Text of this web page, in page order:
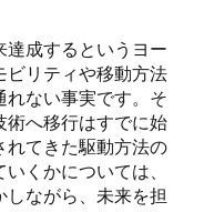
達成するというヨー
ビリティや移動方法
れない事実です。そ
術へ移行はすでに始
れてきた駆動方法の
くかについては、
しながら、未来を担